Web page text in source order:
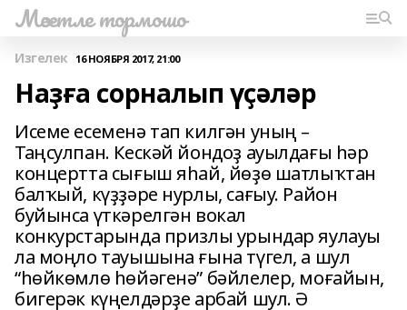
Мәсетле тормошо
Изгелек 16 НОЯБРЯ 2017, 21:00
Наҙға сорналып үҫәләр
Исеме есеменә тап килгән уның –
Таңсулпан. Кескәй йондоҙ ауылдағы һәр
концертта сығыш яһай, йөҙө шатлыҡтан
балҡый, күҙҙәре нурлы, сағыу. Район
буйынса үткәрелгән вокал
конкурстарында призлы урындар яулауы
ла моңло тауышына ғына түгел, а шул
“һөйкөмлө һөйәгенә” бәйлелер, моғайын,
бигерәк күңелдәрҙе арбай шул. Ә